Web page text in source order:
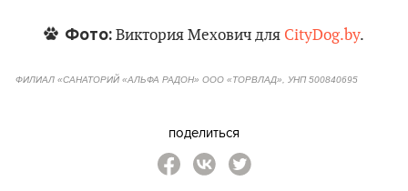
Фото: Виктория Мехович для CityDog.by.
ФИЛИАЛ «САНАТОРИЙ «АЛЬФА РАДОН» ООО «ТОРВЛАД», УНП 500840695
поделиться